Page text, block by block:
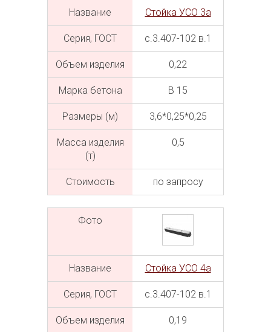
Название Стойка УСО 3а
Серия, ГОСТ с.3.407-102 в.1
Объем изделия 0,22
Марка бетона В 15
Размеры (м) 3,6*0,25*0,25
Масса изделия
(т)
0,5
Cтоимость по запросу
Фото
Название Стойка УСО 4а
Серия, ГОСТ с.3.407-102 в.1
Объем изделия 0,19